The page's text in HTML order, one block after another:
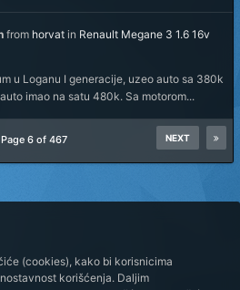
from horvat in Renault Megane 3 1.6 16v
u Loganu I generacije, uzeo auto sa 380k
imao na satu 480k. Sa motorom...
NEXT
Page 6 of 467
(cookies), kako bi korisnicima
korišćenja. Daljim